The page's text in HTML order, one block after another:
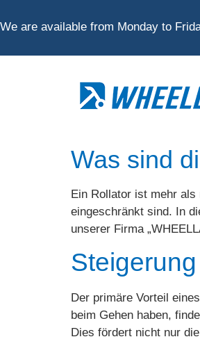
We are available from Monday to
Was sind
Ein Rollator ist mehr
eingeschränkt sind. In
unserer Firma
Der primäre Vorteil
beim Gehen haben,
Dies fördert nicht nur